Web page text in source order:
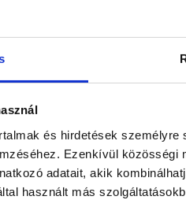
és hirdetések
Ezenkívül
adatait, akik
használt más
exception has occurred while